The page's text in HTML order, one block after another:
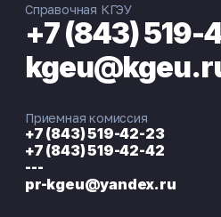
Справочная КГЭУ
+7 (843) 519-
Приемная комиссия
+7 (843) 519-42-23
+7 (843) 519-42-42
---
pr-kgeu@yandex.ru